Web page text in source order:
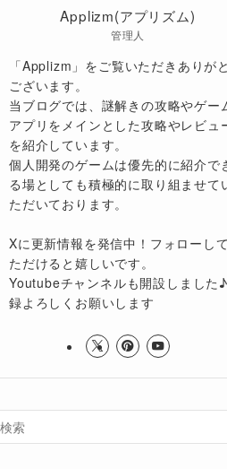
Applizm(アプリズム)
管理人
「Applizm」をご覧いただきありが
ございます。
当ブログでは、謎解きの攻略やゲー
アプリをメインとした攻略やレビュ
を紹介しています。
個人開発のゲームは優先的に紹介で
る場としても積極的に取り組ませて
ただいております。
Xに更新情報を発信中！フォローし
ただけると嬉しいです。
Youtubeチャンネルも開設しました
録よろしくお願いします